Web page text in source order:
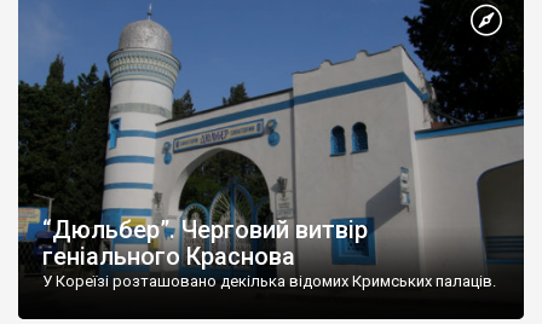
“Дюльбер”. Черговий витвір
геніального Краснова
У Кореїзі розташовано декілька відомих Кримських палаців.